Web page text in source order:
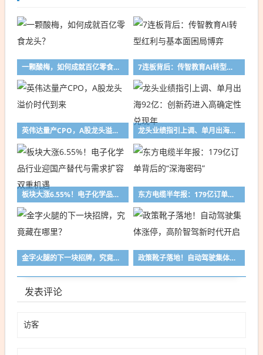
一颗酸梅，如何成就百亿零食龙头？ 7连板背后：传智教育AI转型红利与基本面困局博弈
英伟达量产CPO，A股龙头溢价时代到来 龙头业绩指引上调、单月出海92亿：创新药进入高确定性兑现年
板块大涨6.55%！电子化学品行业迎国产替代与需求扩容双重机遇 东方电缆半年报：179亿订单背后的“深海密码”
金字火腿的下一块招牌，究竟藏在哪里？ 政策靴子落地！自动驾驶集体涨停，高阶智驾新时代开启
发表评论